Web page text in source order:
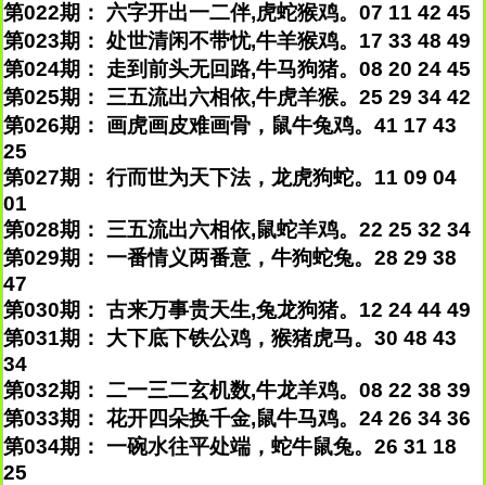
第022期： 六字开出一二伴,虎蛇猴鸡。07 11 42 45
第023期： 处世清闲不带忧,牛羊猴鸡。17 33 48 49
第024期： 走到前头无回路,牛马狗猪。08 20 24 45
第025期： 三五流出六相依,牛虎羊猴。25 29 34 42
第026期： 画虎画皮难画骨，鼠牛兔鸡。41 17 43
25
第027期： 行而世为天下法，龙虎狗蛇。11 09 04
01
第028期： 三五流出六相依,鼠蛇羊鸡。22 25 32 34
第029期： 一番情义两番意，牛狗蛇兔。28 29 38
47
第030期： 古来万事贵天生,兔龙狗猪。12 24 44 49
第031期： 大下底下铁公鸡，猴猪虎马。30 48 43
34
第032期： 二一三二玄机数,牛龙羊鸡。08 22 38 39
第033期： 花开四朵换千金,鼠牛马鸡。24 26 34 36
第034期： 一碗水往平处端，蛇牛鼠兔。26 31 18
25